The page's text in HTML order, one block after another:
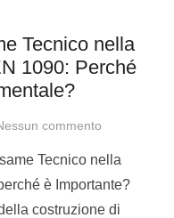
Tecnico nella
1090: Perché
commento
Tecnico nella
è Importante?
costruzione di